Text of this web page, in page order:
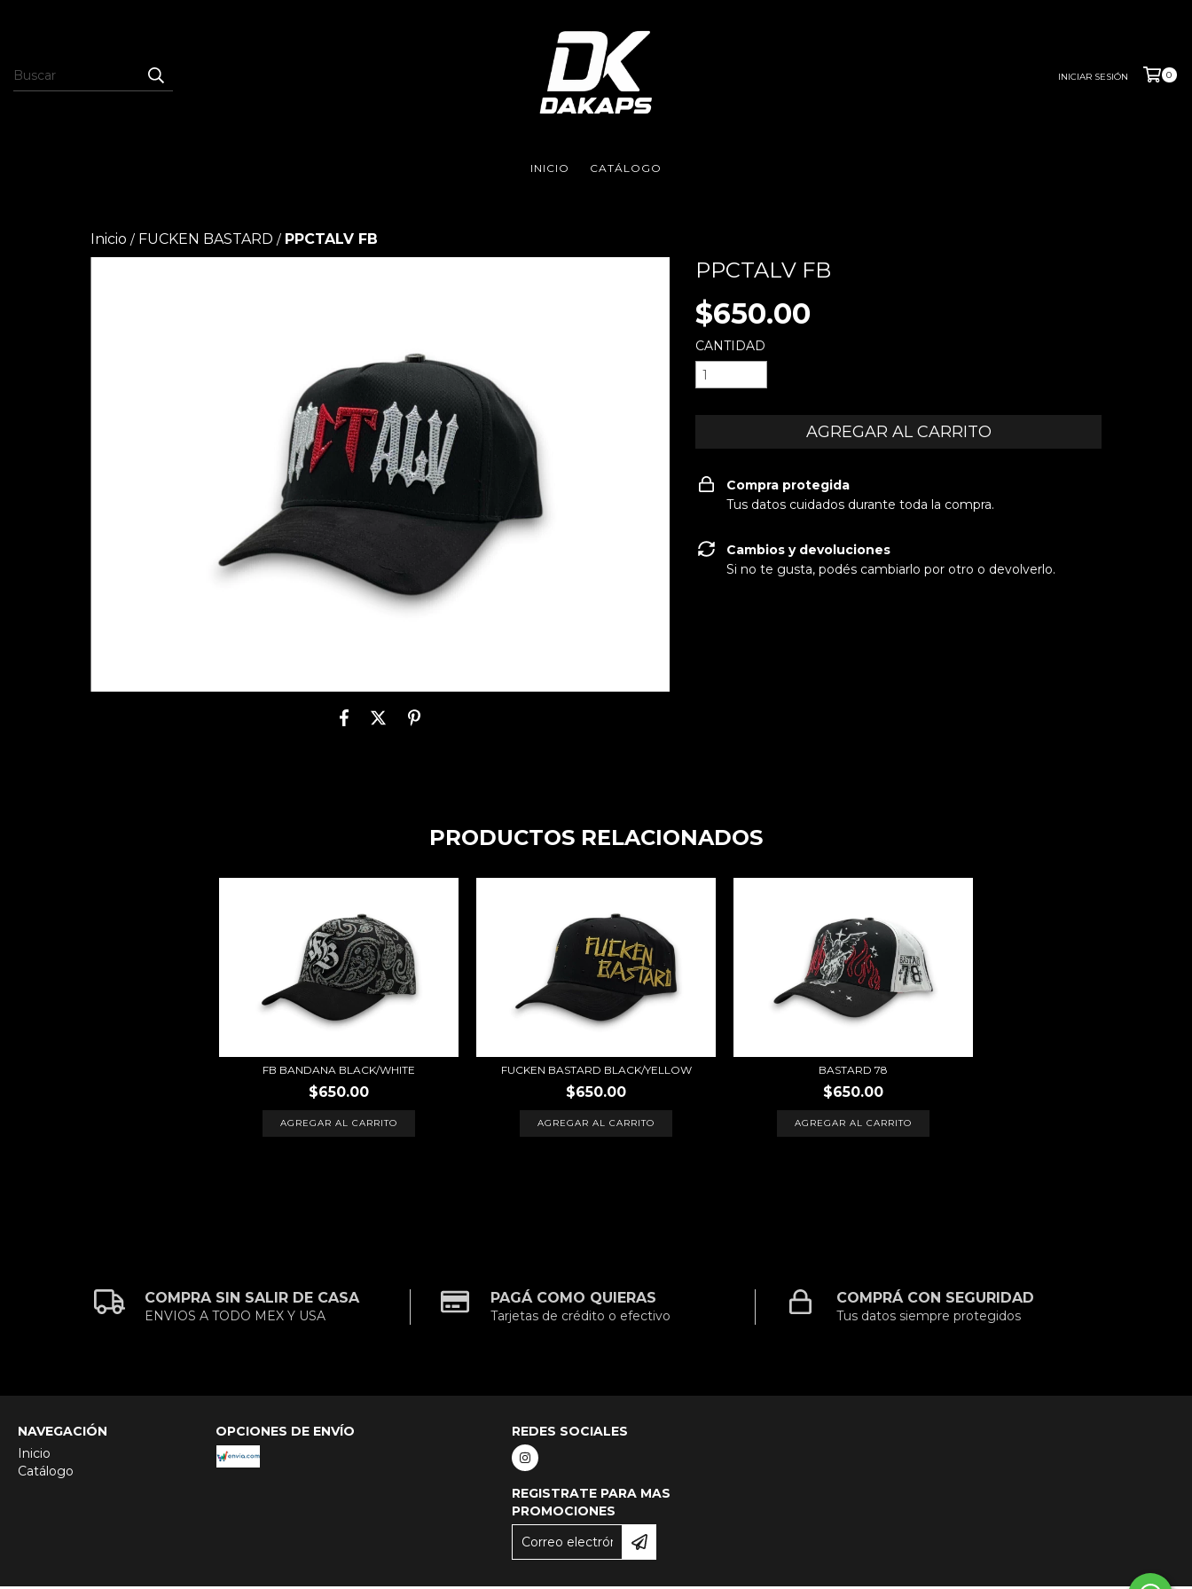
INICIAR SESIÓN 0
INICIO CATÁLOGO
Inicio / FUCKEN BASTARD / PPCTALV FB
PPCTALV FB
$650.00
CANTIDAD
Compra protegida
Tus datos cuidados durante toda la compra.
Cambios y devoluciones
Si no te gusta, podés cambiarlo por otro o devolverlo.
PRODUCTOS RELACIONADOS
FB BANDANA BLACK/WHITE
$650.00
FUCKEN BASTARD BLACK/YELLOW
$650.00
BASTARD 78
$650.00
COMPRA SIN SALIR DE CASA
ENVIOS A TODO MEX Y USA
PAGÁ COMO QUIERAS
Tarjetas de crédito o efectivo
COMPRÁ CON SEGURIDAD
Tus datos siempre protegidos
NAVEGACIÓN
Inicio
Catálogo
OPCIONES DE ENVÍO REDES SOCIALES
REGISTRATE PARA MAS
PROMOCIONES